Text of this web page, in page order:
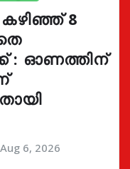
8
: ഓണത്തിന്
Aug 6, 2026